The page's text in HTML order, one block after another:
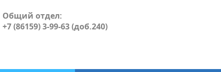
Общий отдел:
+7 (86159) 3-99-63 (доб.240)